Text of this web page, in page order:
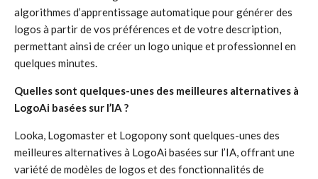
algorithmes d’apprentissage automatique pour générer des
logos à partir de vos préférences et de votre description,
permettant ainsi de créer un logo unique et professionnel en
quelques minutes.
Quelles sont quelques-unes des meilleures alternatives à
LogoAi basées sur l’IA ?
Looka, Logomaster et Logopony sont quelques-unes des
meilleures alternatives à LogoAi basées sur l’IA, offrant une
variété de modèles de logos et des fonctionnalités de